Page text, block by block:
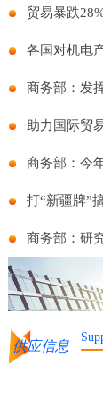
各国对机电
商务部：发
助力国际贸
打“新疆牌”
供应信息